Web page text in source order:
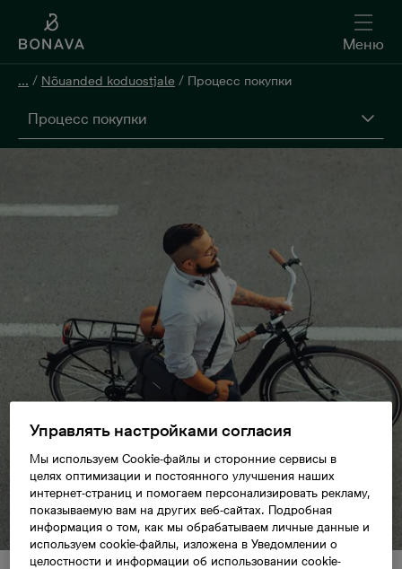
Меню
... / Nõuanded koduostjale / Процесс покупки
Процесс покупки
Управлять настройками согласия
Мы используем Cookie-файлы и сторонние сервисы в
целях оптимизации и постоянного улучшения наших
интернет-страниц и помогаем персонализировать рекламу,
показываемую вам на других веб-сайтах. Подробная
информация о том, как мы обрабатываем личные данные и
используем cookie-файлы, изложена в Уведомлении о
целостности и информации об использовании cookie-